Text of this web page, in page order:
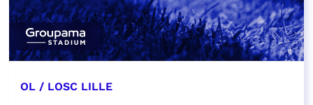
OL / LOSC LILLE